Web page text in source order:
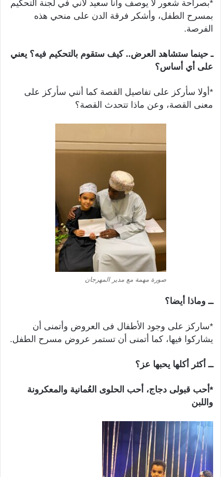
*بصراحة شعور لا يوصف وأنا سعيد لأني في لجنة التحكيم
بمسرح الطفل، وأشكر فرقة الدن على منحي هذه
الفرصة.
ـ حينما ستشاهد العرض.. كيف ستقوم بالتحكيم فيه؟ يعني
على أي أساس؟
*أولا سأركز على تفاصيل القصة كما أنني سأركز على
معنى القصة، وعن ماذا تتحدث القصة؟
صورة مهمة مع مدير المهرجان
ــ وماذا أيضا؟
*ساركز على وجود الأطفال فى العروض وأتمنى أن
يشاركوا فيها، كما أتمنى أن تستمر عروض مسرح الطفل.
ــ أكثر أكلها يحبها عز؟
*أحب قبولى دجاج، أحب الحلوى العُمانية والمعكرونة
واللبن